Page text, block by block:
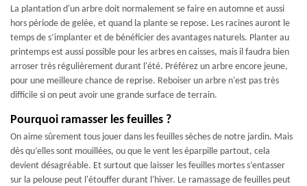
La plantation d'un arbre doit normalement se faire en automne et aussi
hors période de gelée, et quand la plante se repose. Les racines auront le
temps de s’implanter et de bénéficier des avantages naturels. Planter au
printemps est aussi possible pour les arbres en caisses, mais il faudra bien
arroser très régulièrement durant l'été. Préférez un arbre encore jeune,
pour une meilleure chance de reprise. Reboiser un arbre n'est pas très
difficile si on peut avoir une grande surface de terrain.
Pourquoi ramasser les feuilles ?
On aime sûrement tous jouer dans les feuilles sèches de notre jardin. Mais
dès qu’elles sont mouillées, ou que le vent les éparpille partout, cela
devient désagréable. Et surtout que laisser les feuilles mortes s’entasser
sur la pelouse peut l'étouffer durant l'hiver. Le ramassage de feuilles peut